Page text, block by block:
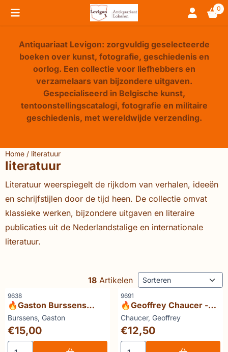
Cookievoorkeuren zijn beschikbaar. Kies instellingen of 0
Antiquariaat Levigon: zorgvuldig geselecteerde
boeken over kunst, fotografie, geschiedenis en
oorlog. Een collectie voor liefhebbers en
verzamelaars van bijzondere uitgaven.
Gespecialiseerd in Belgische kunst,
tentoonstellingscatalogi, fotografie en militaire
geschiedenis, met wereldwijde verzending.
Home / literatuur
literatuur
Literatuur weerspiegelt de rijkdom van verhalen, ideeën
en schrijfstijlen door de tijd heen. De collectie omvat
klassieke werken, bijzondere uitgaven en literaire
publicaties uit de Nederlandstalige en internationale
literatuur.
18 Artikelen Sorteermethode
Artikelnummer
9638
🔥Gaston Burssens
Herinnering
Merk:
Burssens, Gaston
Prijs: 15,00
€15,00
Aantal kiezen voor 🔥Gaston Burssens Herinnering
Artikelnummer
9691
🔥Geoffrey Chaucer -
The Canterbury Tales
Merk:
Chaucer, Geoffrey
Prijs: 12,50
€12,50
Aantal kiezen voor